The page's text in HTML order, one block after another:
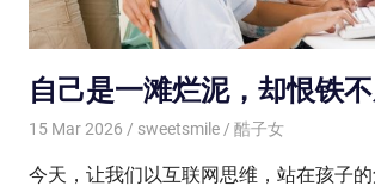
自己是一滩烂泥，却恨铁不
15 Mar 2026 sweetsmile 酷子女
今天，让我们以互联网思维，站在孩子